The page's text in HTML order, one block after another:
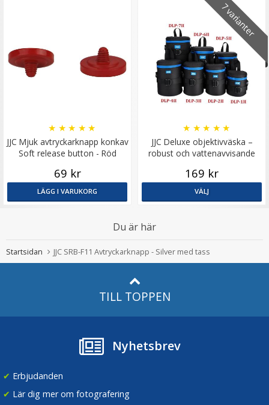
JJC Mjuk avtryckarknapp konkav
Soft release button - Röd
★ ★ ★ ★ ★
69 kr
LÄGG I VARUKORG
7 varianter
JJC Deluxe objektivväska –
robust och vattenavvisande
★ ★ ★ ★ ★
169 kr
VÄLJ
Du är här
Startsidan JJC SRB-F11 Avtryckarknapp - Silver med tass
TILL TOPPEN
Nyhetsbrev
✔ Erbjudanden
✔ Lär dig mer om fotografering